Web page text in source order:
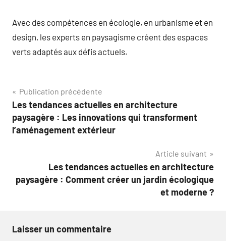
Avec des compétences en écologie, en urbanisme et en
design, les experts en paysagisme créent des espaces
verts adaptés aux défis actuels.
Navigation
de
l’article
Publication précédente
Les tendances actuelles en architecture
paysagère : Les innovations qui transforment
l’aménagement extérieur
Article suivant
Les tendances actuelles en architecture
paysagère : Comment créer un jardin écologique
et moderne ?
Laisser un commentaire